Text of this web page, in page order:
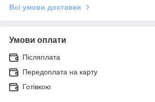
Всі умови доставки
Умови оплати
Післяплата
Передоплата на карту
Готівкою